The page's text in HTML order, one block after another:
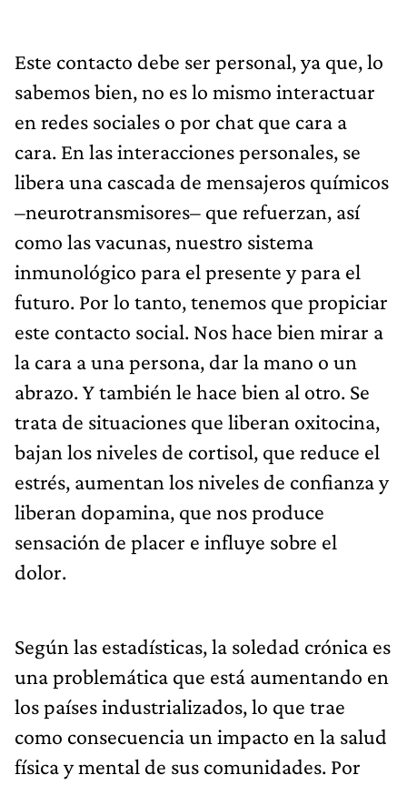
Este contacto debe ser personal, ya que, lo
sabemos bien, no es lo mismo interactuar
en redes sociales o por chat que cara a
cara. En las interacciones personales, se
libera una cascada de mensajeros químicos
–neurotransmisores– que refuerzan, así
como las vacunas, nuestro sistema
inmunológico para el presente y para el
futuro. Por lo tanto, tenemos que propiciar
este contacto social. Nos hace bien mirar a
la cara a una persona, dar la mano o un
abrazo. Y también le hace bien al otro. Se
trata de situaciones que liberan oxitocina,
bajan los niveles de cortisol, que reduce el
estrés, aumentan los niveles de confianza y
liberan dopamina, que nos produce
sensación de placer e influye sobre el
dolor.
Según las estadísticas, la soledad crónica es
una problemática que está aumentando en
los países industrializados, lo que trae
como consecuencia un impacto en la salud
física y mental de sus comunidades. Por